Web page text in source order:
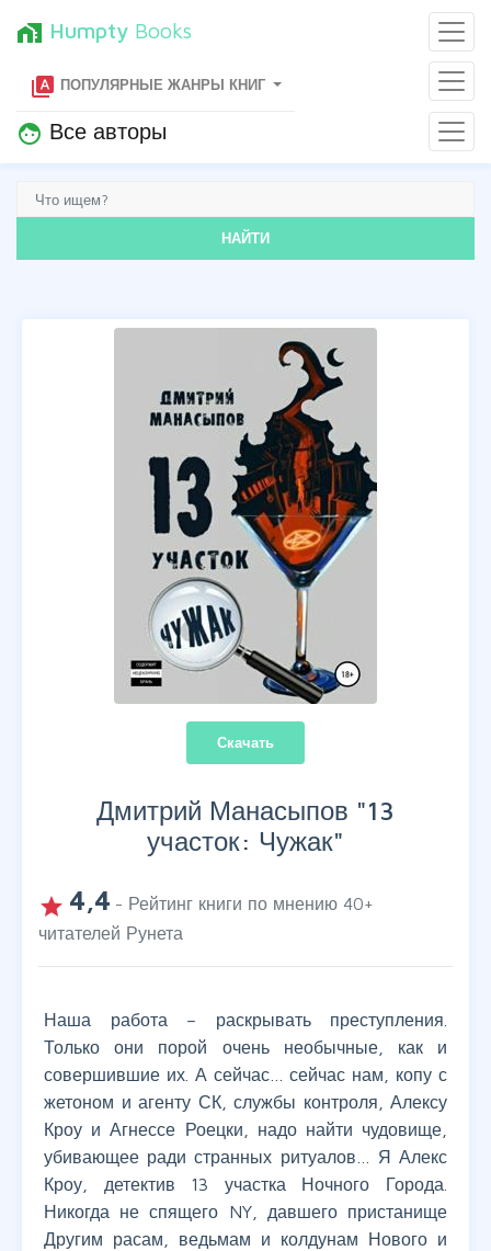
home_work Humpty Books
type_specimen ПОПУЛЯРНЫЕ ЖАНРЫ КНИГ
face Все авторы
НАЙТИ
Скачать
Дмитрий Манасыпов "13
участок: Чужак"
grade 4,4 - Рейтинг книги по мнению 40+
читателей Рунета
Наша работа – раскрывать преступления.
Только они порой очень необычные, как и
совершившие их. А сейчас… сейчас нам, копу с
жетоном и агенту СК, службы контроля, Алексу
Кроу и Агнессе Роецки, надо найти чудовище,
убивающее ради странных ритуалов… Я Алекс
Кроу, детектив 13 участка Ночного Города.
Никогда не спящего NY, давшего пристанище
Другим расам, ведьмам и колдунам Нового и